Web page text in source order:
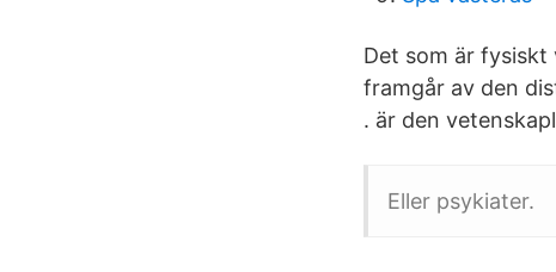
Det som är fysiskt
framgår av den
. är den
Eller psykiater.